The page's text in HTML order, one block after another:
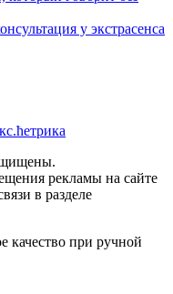
у экстрасенса
рекламы на сайте
в разделе
качество при ручной